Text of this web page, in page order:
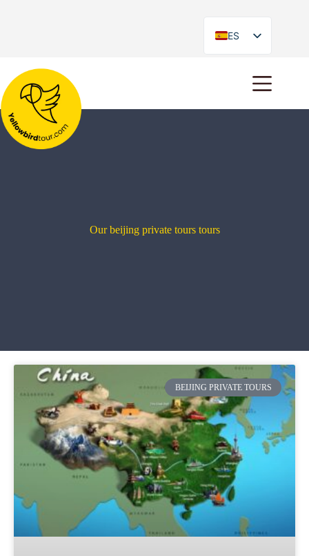
ES
EN
Our beijing private tours tours
BEIJING PRIVATE TOURS